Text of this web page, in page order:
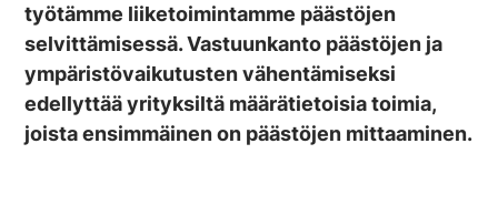
työtämme liiketoimintamme päästöjen
selvittämisessä. Vastuunkanto päästöjen ja
ympäristövaikutusten vähentämiseksi
edellyttää yrityksiltä määrätietoisia toimia,
joista ensimmäinen on päästöjen mittaaminen.